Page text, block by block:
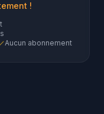
!
Aucun abonnement